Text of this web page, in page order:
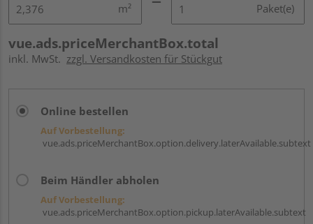
m² Paket(e)
vue.ads.priceMerchantBox.total
inkl. MwSt. zzgl. Versandkosten für Stückgut
Online bestellen
Auf Vorbestellung:
vue.ads.priceMerchantBox.option.delivery.laterAvailable.subtext
Beim Händler abholen
Auf Vorbestellung:
vue.ads.priceMerchantBox.option.pickup.laterAvailable.subtext